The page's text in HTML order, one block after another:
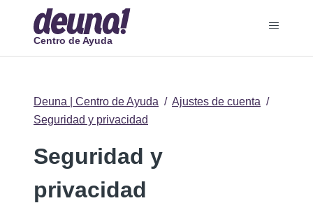
Centro de Ayuda
Deuna | Centro de Ayuda
Ajustes de cuenta
Seguridad y privacidad
Seguridad y
privacidad